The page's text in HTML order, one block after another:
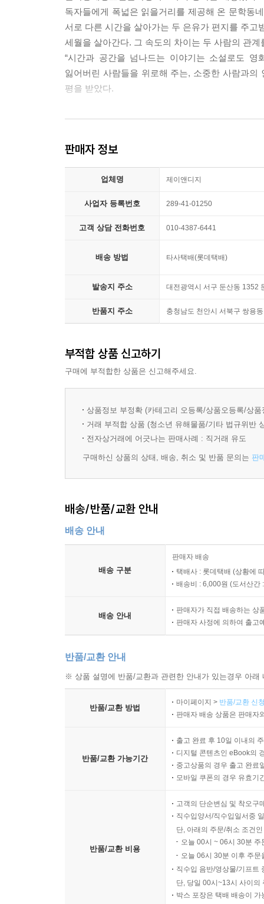
40. 딸에게
41. 보내지 못한 편지_은유에게
작가의 편지
독자들에게 폭넓은 읽을거리를 제공해 온 문학동
서로 다른 시간을 살아가는 두 은유가 편지를 주
세월을 살아간다. 그 속도의 차이는 두 사람의 관
“시간과 공간을 넘나드는 이야기는 소설로도
잃어버린 사람들을 위로해 주는, 소중한 사람과
평을 받았다.
믿을 수 없는 기적의 시작
2016년, 아빠의 재혼을 앞두고 은유는 마음이 어
대해선 아무것도 모른다. 세상에 존재했는지조차
장난으로 답장을 보내고 있다고 오해한 현재의 은
ㅋㅋ_2016년 은유의 편지 중에서
둘은 각자가 서 있는 시간을 이용해 서로의 고민
만한 미래의 일을 알려 주고, 과거의 은유는 현재
나는 과거 속 너희 부모님을 찾아서 너희 엄마
(…)
찾아서 너희 엄마가 어떤 사람이었는지, 어떻게
현재의 은유가 제공하는 정보를 바탕으로, 과
연결하는 또 다른 끈을 만나게 된 것이다. 여기서
이제야 알겠어.
그 먼 시간을 건너 네 편지가 나한테 도착한 이유를.
‘초딩’으로 시작됐던 호칭이 너, 언니, 이모 등으
가까이 서로의 존재를 느끼며, 그 모든 호칭을
안부인사를 전하며, 짝사랑 실패담이나 미래의
독자들은 두 은유의 편지가 먼 시간을 건너 서로
언니. 요즘은 어쩐지 자꾸만 이상한 생각이 들
이번에 온 편지는 지우개로 박박 지워 놓은 것처
언니가 사는 세계와 내가 사는 세계는 점점 더 가
_ 2017년 은유의 편지 중에서
두 사람이 살아가는 시간의 속도가 다르지 않
아이의 고민을 같이 듣게 된다. 또 한편으로 독
판매자 정보
업체명 제이앤디지
사업자 등록번호 289-41-01250
고객 상담 전화번호 010-4387-6441
배송 방법 타사택배(롯데택배)
발송지 주소 대전광역시 서구 둔산동 1352
반품지 주소 충청남도 천안시 서북구 쌍용
부적합 상품 신고하기
구매에 부적합한 상품은 신고해주세요.
상품정보 부정확 (카테고리 오등록/상품오등록/상
거래 부적합 상품 (청소년 유해물품/기타 법규위반
전자상거래에 어긋나는 판매사례 : 직거래 유도
구매하신 상품의 상태, 배송, 취소 및 반품 문의는 판
배송/반품/교환 안내
배송 안내
배송 구분
판매자 배송
택배사 : 롯데택배 (상황에
배송비 : 6,000원 (도서산간
배송 안내
판매자가 직접 배송하는 상
판매자 사정에 의하여 출고
반품/교환 안내
※ 상품 설명에 반품/교환과 관련한 안내가 있는경우 아
반품/교환 방법
마이페이지 > 반품/교환 신
판매자 배송 상품은 판매자
반품/교환 가능기간
출고 완료 후 10일 이내의
디지털 콘텐츠인 eBook의
중고상품의 경우 출고 완료
모바일 쿠폰의 경우 유효기
반품/교환 비용
고객의 단순변심 및 착오구
직수입양서/직수입일서중
단, 아래의 주문/취소 조건
오늘 00시 ~ 06시 30분
오늘 06시 30분 이후 주
직수입 음반/영상물/기프트
단, 당일 00시~13시 사이의
박스 포장은 택배 배송이